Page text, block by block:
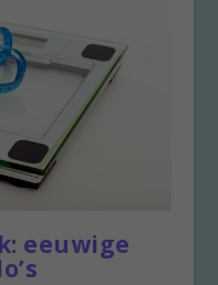
eeuwige